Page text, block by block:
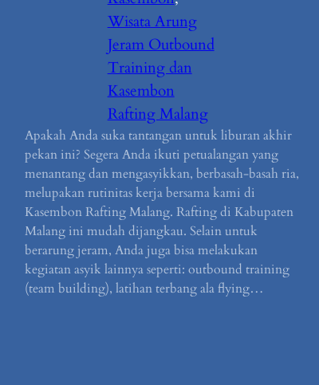
Wisata Arung
Jeram Outbound
Training dan
Kasembon
Rafting Malang
Apakah Anda suka tantangan untuk liburan akhir
pekan ini? Segera Anda ikuti petualangan yang
menantang dan mengasyikkan, berbasah-basah ria,
melupakan rutinitas kerja bersama kami di
Kasembon Rafting Malang. Rafting di Kabupaten
Malang ini mudah dijangkau. Selain untuk
berarung jeram, Anda juga bisa melakukan
kegiatan asyik lainnya seperti: outbound training
(team building), latihan terbang ala flying…